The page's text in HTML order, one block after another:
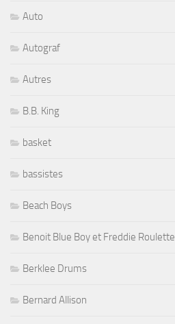
Auto
Autograf
Autres
B.B. King
basket
bassistes
Beach Boys
Benoit Blue Boy et Freddie Roulette
Berklee Drums
Bernard Allison